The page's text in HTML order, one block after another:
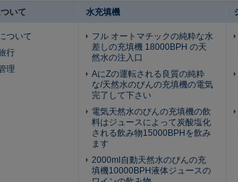
いて
ついて
行
理
水充填機
フル オートマチックの純粋な水
差しの充填機 18000BPH の天
然水の注入口
AにZの運転される良質の純粋
な/天然水のびんの充填機の電気
完了して下さい
電気天然水のびんの充填機の飲
料はジュースによって炭酸塩化
される飲み物15000BPHを飲み
ます
2000ml自動天然水のびんの充
填機10000BPH液体ジュースの